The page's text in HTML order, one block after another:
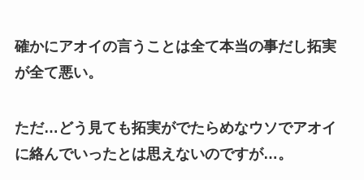
確かにアオイの言うことは全て本当の事だし拓実
が全て悪い。
ただ…どう見ても拓実がでたらめなウソでアオイ
に絡んでいったとは思えないのですが…。